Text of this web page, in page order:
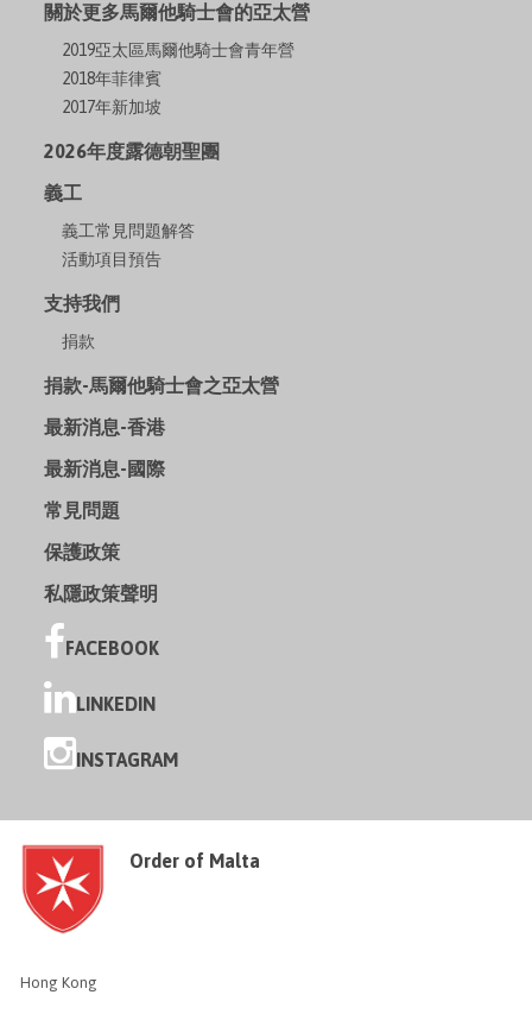
關於更多馬爾他騎士會的亞太營
2019亞太區馬爾他騎士會青年營
2018年菲律賓
2017年新加坡
2026年度露德朝聖團
義工
義工常見問題解答
活動項目預告
支持我們
捐款
捐款-馬爾他騎士會之亞太營
最新消息-香港
最新消息-國際
常見問題
保護政策
私隱政策聲明
FACEBOOK
LINKEDIN
INSTAGRAM
Order of Malta
Hong Kong